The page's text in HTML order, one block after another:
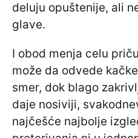
deluju opuštenije, ali
glave.
I obod menja celu
može da odvede
smer, dok blago
daje nosiviji,
najčešće najbolje